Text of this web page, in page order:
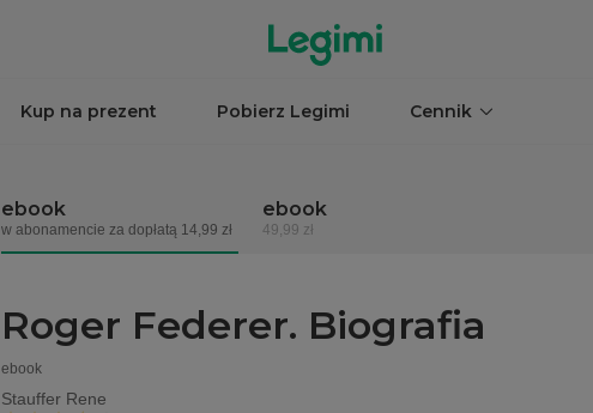
Kup na prezent Pobierz Legimi Cennik
ebook
w abonamencie za dopłatą 14,99 zł
ebook
49,99 zł
Roger Federer. Biografia
ebook
Stauffer Rene